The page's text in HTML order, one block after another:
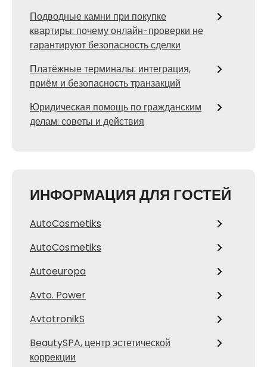
Подводные камни при покупке
квартиры: почему онлайн-проверки не
гарантируют безопасность сделки
Платёжные терминалы: интеграция,
приём и безопасность транзакций
Юридическая помощь по гражданским
делам: советы и действия
ИНФОРМАЦИЯ ДЛЯ ГОСТЕЙ
AutoCosmetiks
AutoCosmetiks
Autoeuropa
Avto. Power
AvtotronikS
BeautySPA, центр эстетической
коррекции